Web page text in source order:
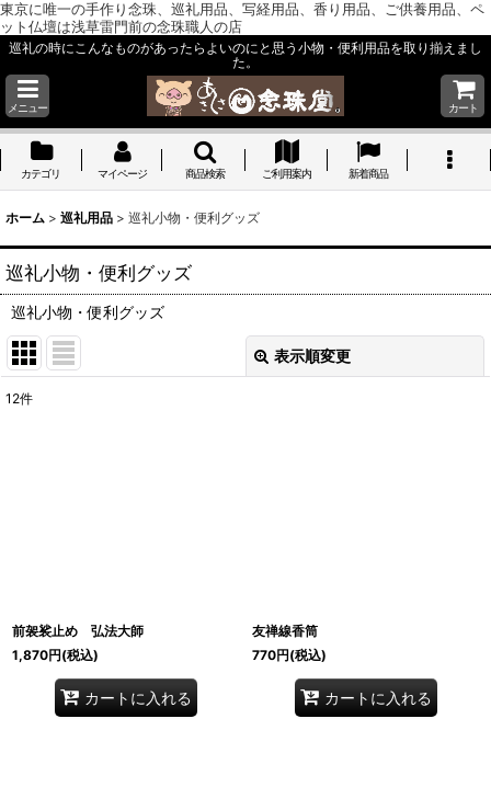
東京に唯一の手作り念珠、巡礼用品、写経用品、香り用品、ご供養用品、ペ
ット仏壇は浅草雷門前の念珠職人の店
巡礼の時にこんなものがあったらよいのにと思う小物・便利用品を取り揃えまし
た。
メニュー カート
カテゴリ マイページ 商品検索 ご利用案内 新着商品
ホーム > 巡礼用品 > 巡礼小物・便利グッズ
巡礼小物・便利グッズ
巡礼小物・便利グッズ
表示順変更
12件
前袈裟止め 弘法大師
1,870円(税込)
カートに入れる
友禅線香筒
770円(税込)
カートに入れる